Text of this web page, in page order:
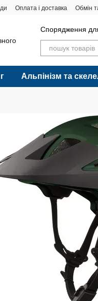
Оплата і доставка Обмін
Спорядження для
Альпінізм та